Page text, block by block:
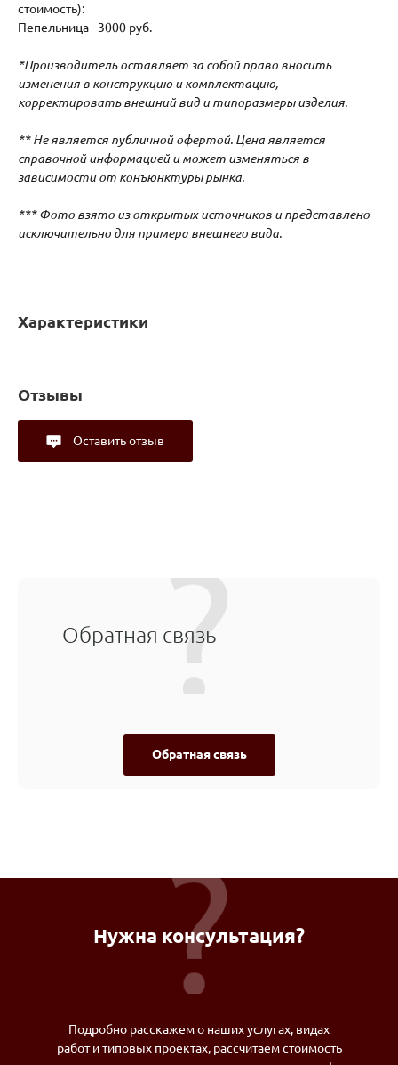
стоимость):
Пепельница - 3000 руб.
*Производитель оставляет за собой право вносить
изменения в конструкцию и комплектацию,
корректировать внешний вид и типоразмеры изделия.
** Не является публичной офертой. Цена является
справочной информацией и может изменяться в
зависимости от конъюнктуры рынка.
*** Фото взято из открытых источников и представлено
исключительно для примера внешнего вида.
Характеристики
Отзывы
Оставить отзыв
Обратная связь
Обратная связь
Нужна консультация?
Подробно расскажем о наших услугах, видах
работ и типовых проектах, рассчитаем стоимость